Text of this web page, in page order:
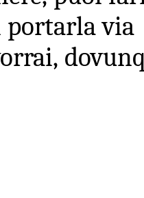
portarla via